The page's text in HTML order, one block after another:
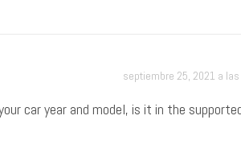
septiembre 25, 2021 a
car year and model, is it in the